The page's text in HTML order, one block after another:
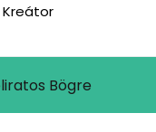
Kreátor
Bögre